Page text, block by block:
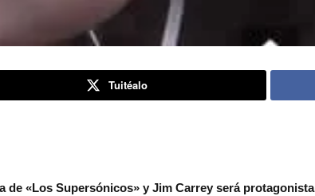
Tuitéalo
de «Los Supersónicos» y Jim Carrey será protagonista